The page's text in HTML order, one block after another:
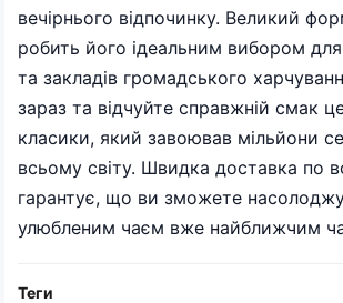
вечірнього відпочинку. Великий
робить його ідеальним вибором для
та закладів громадського
зараз та відчуйте справжній смак
класики, який завоював мільйони
всьому світу. Швидка доставка по
гарантує, що ви зможете
улюбленим чаєм вже найближчим
Теги